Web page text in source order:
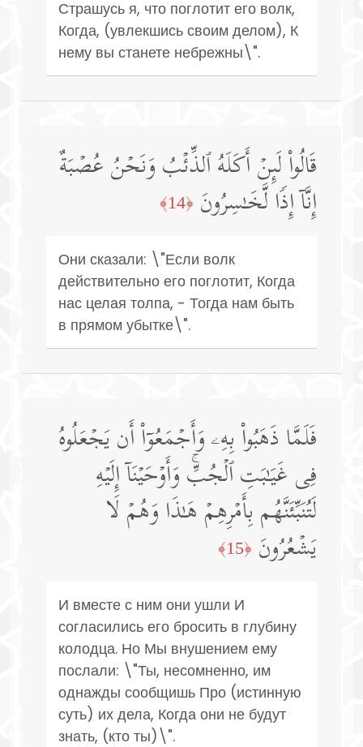
Страшусь я, что поглотит его волк,
Когда, (увлекшись своим делом), К
нему вы станете небрежны\".
قَالُوا۟ لَىِٕنۡ أَكَلَهُ ٱلذِّئۡبُ وَنَحۡنُ عُصۡبَةٌ
إِنَّاۤ إِذࣰا لَّخَـٰسِرُونَ ﴿14﴾
Они сказали: \"Если волк
действительно его поглотит, Когда
нас целая толпа, - Тогда нам быть
в прямом убытке\".
فَلَمَّا ذَهَبُوا۟ بِهِۦ وَأَجۡمَعُوۤا۟ أَن یَجۡعَلُوهُ
فِی غَیَـٰبَتِ ٱلۡجُبِّۚ وَأَوۡحَیۡنَاۤ إِلَیۡهِ
لَتُنَبِّئَنَّهُم بِأَمۡرِهِمۡ هَـٰذَا وَهُمۡ لَا
یَشۡعُرُونَ ﴿15﴾
И вместе с ним они ушли И
согласились его бросить в глубину
колодца. Но Мы внушением ему
послали: \"Ты, несомненно, им
однажды сообщишь Про (истинную
суть) их дела, Когда они не будут
знать, (кто ты)\".